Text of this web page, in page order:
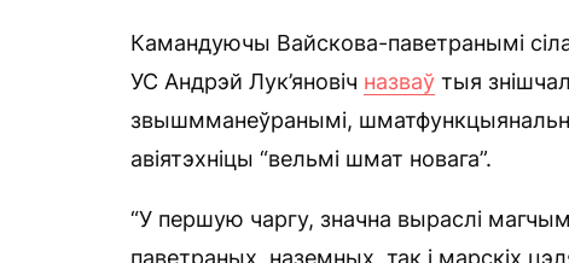
Камандуючы Вайскова-паветранымі
УС Андрэй Лук’яновіч назваў тыя
звышмманеўранымі,
авіятэхніцы “вельмі шмат новага”.
“У першую чаргу, значна выраслі
паветраных, наземных, так і марскіх